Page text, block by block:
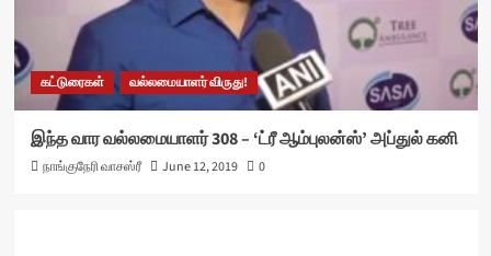
கட்டுரைகள் வல்லமையாளர் விருது!
இந்த வார வல்லமையாளர் 308 – ‘ட்ரீ ஆம்புலன்ஸ்’ அப்துல் கனி
நாங்குநேரி வாசஸ்ரீ June 12, 2019 0